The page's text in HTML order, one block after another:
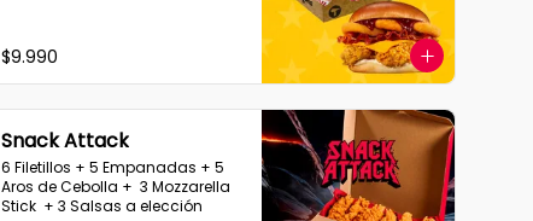
$9.990
Snack Attack
6 Filetillos + 5 Empanadas + 5
Aros de Cebolla +  3 Mozzarella
Stick  + 3 Salsas a elección